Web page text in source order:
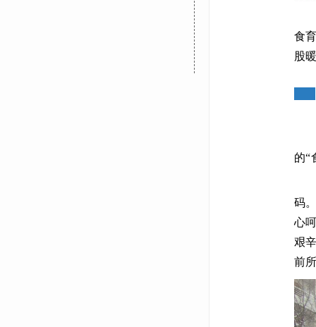
食
股
的“
码
心
艰
前